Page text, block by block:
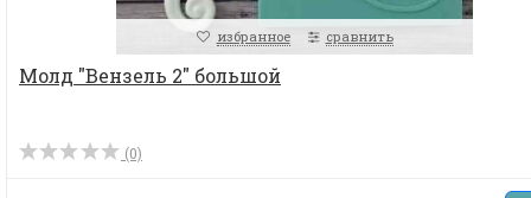
избранное сравнить
Молд "Вензель 2" большой
(0)